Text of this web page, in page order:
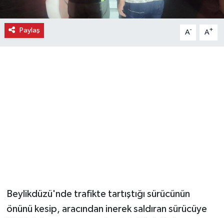
Paylaş A- A+
Beylikdüzü'nde trafikte tartıştığı sürücünün
önünü kesip, aracından inerek saldıran sürücüye
Gurme
Haber
Seri İlan